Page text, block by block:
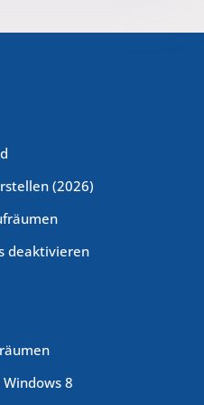
(2026)
deaktivieren
8